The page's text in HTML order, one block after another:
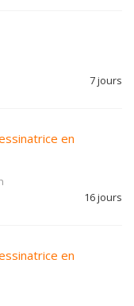
7 jours
en
16 jours
en